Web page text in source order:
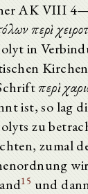
AK VIII
περὶ
in
περὶ
ist, so lag
zu
zumal
15 und